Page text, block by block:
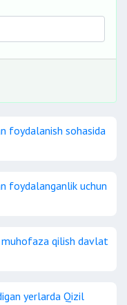
foydalanish sohasida
foydalanganlik uchun
qilish davlat
yerlarda Qizil